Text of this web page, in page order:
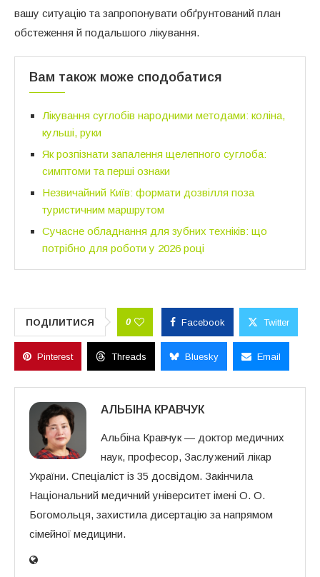
вашу ситуацію та запропонувати обґрунтований план
обстеження й подальшого лікування.
Вам також може сподобатися
Лікування суглобів народними методами: коліна,
кульші, руки
Як розпізнати запалення щелепного суглоба:
симптоми та перші ознаки
Незвичайний Київ: формати дозвілля поза
туристичним маршрутом
Сучасне обладнання для зубних техніків: що
потрібно для роботи у 2026 році
ПОДІЛИТИСЯ 0 Facebook Twitter
Pinterest Threads Bluesky Email
АЛЬБІНА КРАВЧУК
Альбіна Кравчук — доктор медичних
наук, професор, Заслужений лікар
України. Спеціаліст із 35 досвідом. Закінчила
Національний медичний університет імені О. О.
Богомольця, захистила дисертацію за напрямом
сімейної медицини.